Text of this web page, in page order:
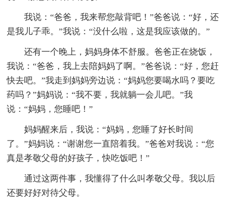
我说：“爸爸，我来帮您敲背吧！”爸爸说：“好，还
是我儿子乖。”我说：“没什么啦，这是我应该做的。”
还有一个晚上，妈妈身体不舒服。爸爸正在烧饭，
我说：“爸爸，我上去陪妈妈了啊。”爸爸说：“好，您赶
快去吧。”我走到妈妈旁边说：“妈妈您要喝水吗？要吃
药吗？”妈妈说：“我不要，我就躺一会儿吧。”我
说：“妈妈，您睡吧！”
妈妈醒来后，我说：“妈妈，您睡了好长时间
了。”妈妈说：“谢谢您一直陪着我。”爸爸对我说：“您
真是孝敬父母的好孩子，快吃饭吧！”
通过这两件事，我懂得了什么叫孝敬父母。我以后
还要好好对待父母。